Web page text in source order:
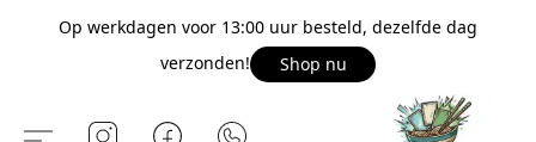
Op werkdagen voor 13:00 uur besteld, dezelfde dag
verzonden!
Shop nu